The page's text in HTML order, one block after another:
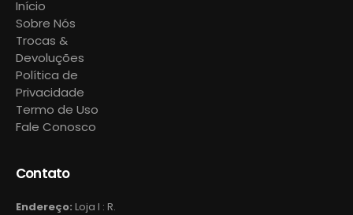
Início
Sobre Nós
Trocas &
Devoluções
Política de
Privacidade
Termo de Uso
Fale Conosco
Contato
Endereço: Loja I : R.